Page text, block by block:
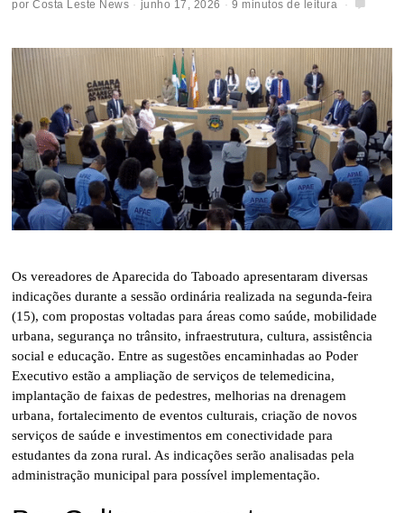
porCosta Leste News junho 17, 2026 9 minutos de leitura
Os vereadores de Aparecida do Taboado apresentaram diversas
indicações durante a sessão ordinária realizada na segunda-feira
(15), com propostas voltadas para áreas como saúde, mobilidade
urbana, segurança no trânsito, infraestrutura, cultura, assistência
social e educação. Entre as sugestões encaminhadas ao Poder
Executivo estão a ampliação de serviços de telemedicina,
implantação de faixas de pedestres, melhorias na drenagem
urbana, fortalecimento de eventos culturais, criação de novos
serviços de saúde e investimentos em conectividade para
estudantes da zona rural. As indicações serão analisadas pela
administração municipal para possível implementação.